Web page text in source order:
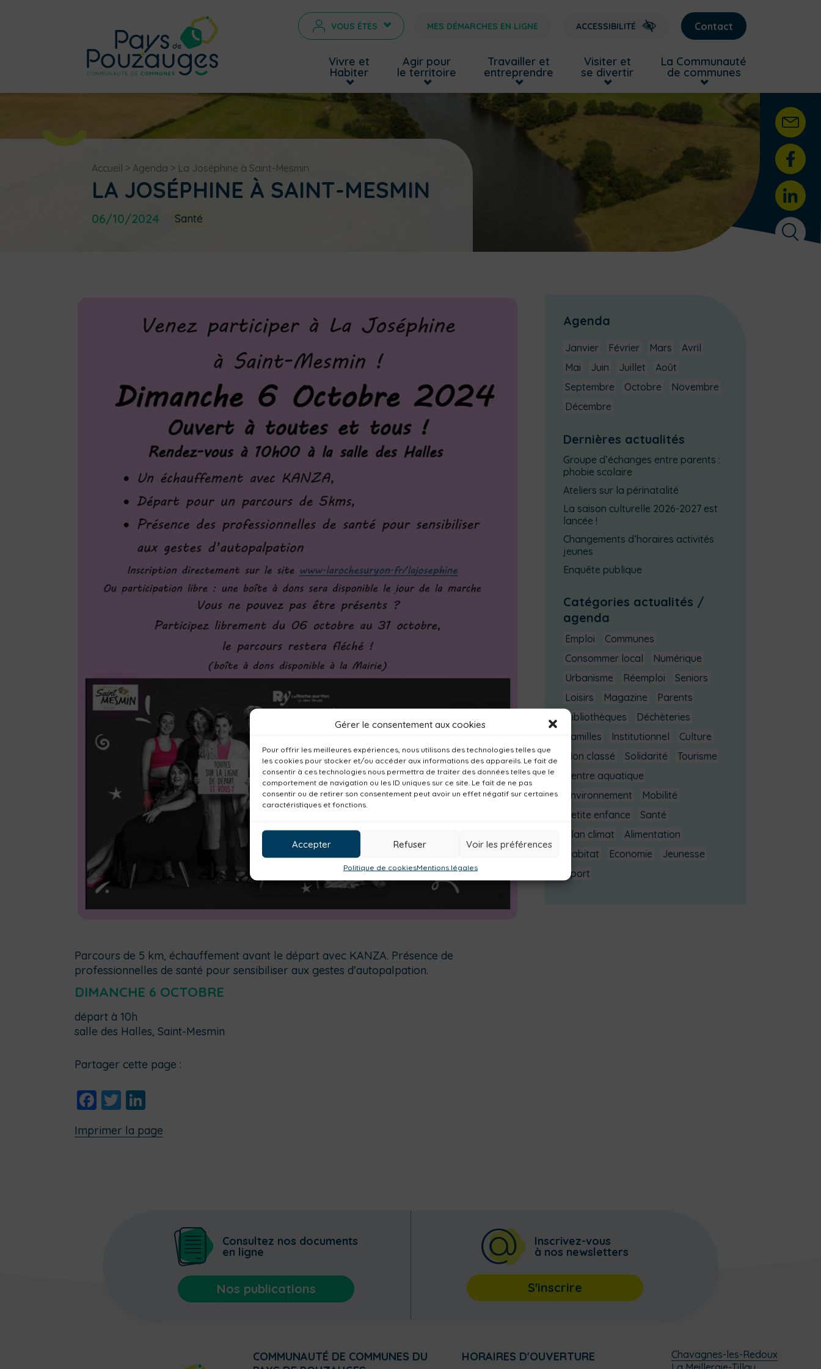
Gérer le consentement aux cookies
Pour offrir les meilleures expériences, nous utilisons des technologies telles que
les cookies pour stocker et/ou accéder aux informations des appareils. Le fait de
consentir à ces technologies nous permettra de traiter des données telles que le
comportement de navigation ou les ID uniques sur ce site. Le fait de ne pas
consentir ou de retirer son consentement peut avoir un effet négatif sur certaines
caractéristiques et fonctions.
Accepter Refuser Voir les préférences
Politique de cookiesMentions légales
VOUS ÊTES > MES DÉMARCHES EN LIGNE ACCESSIBILITÉ Contact
Vivre et
Habiter
Agir pour
le territoire
Travailler et
entreprendre
Visiter et
se divertir
La Communauté
de communes
Accueil > Agenda > La Joséphine à Saint-Mesmin
LA JOSÉPHINE À SAINT-MESMIN
06/10/2024 Santé
Parcours de 5 km, échauffement avant le départ avec KANZA. Présence de
professionnelles de santé pour sensibiliser aux gestes d’autopalpation.
DIMANCHE 6 OCTOBRE
départ à 10h
salle des Halles, Saint-Mesmin
Partager cette page :
Facebook
Twitter
Imprimer la page
Agenda
Janvier Février Mars
Avril
Mai
Juin Juillet
Août
Septembre
Octobre
Novembre
Décembre
Dernières actualités
Groupe d’échanges entre parents :
phobie scolaire
Ateliers sur la périnatalité
La saison culturelle 2026-2027 est
lancée !
Changements d’horaires activités
jeunes
Enquête publique
Catégories actualités /
agenda
Emploi
Communes
Consommer local
Numérique
Urbanisme
Réemploi
Seniors
Loisirs
Magazine
Parents
Bibliothèques
Déchèteries
Familles
Institutionnel
Culture
Non classé
Solidarité
Tourisme
Centre aquatique
Environnement
Mobilité
Petite enfance
Santé
Plan climat
Alimentation
Habitat
Economie
Jeunesse
Sport
Consultez nos documents
en ligne
Nos publications
Inscrivez-vous
à nos newsletters
S'inscrire
COMMUNAUTÉ DE COMMUNES DU
HORAIRES D'OUVERTURE
Chavagnes-les-Redoux